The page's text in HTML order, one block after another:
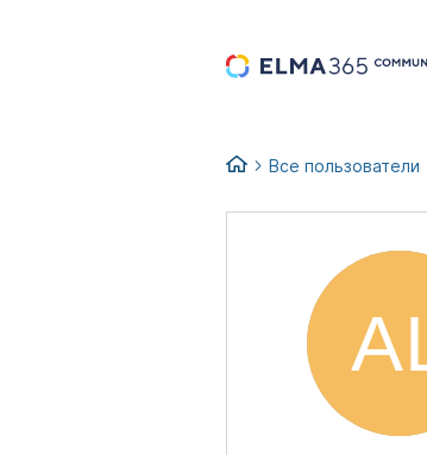
Все пользователи